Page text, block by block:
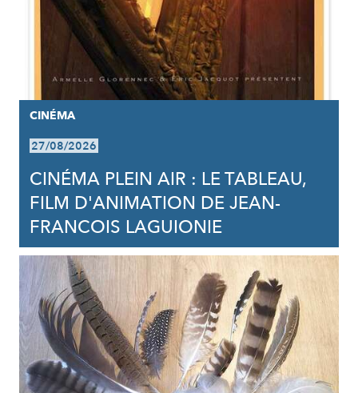
CINÉMA
27/08/2026
CINÉMA PLEIN AIR : LE TABLEAU,
FILM D'ANIMATION DE JEAN-
FRANCOIS LAGUIONIE